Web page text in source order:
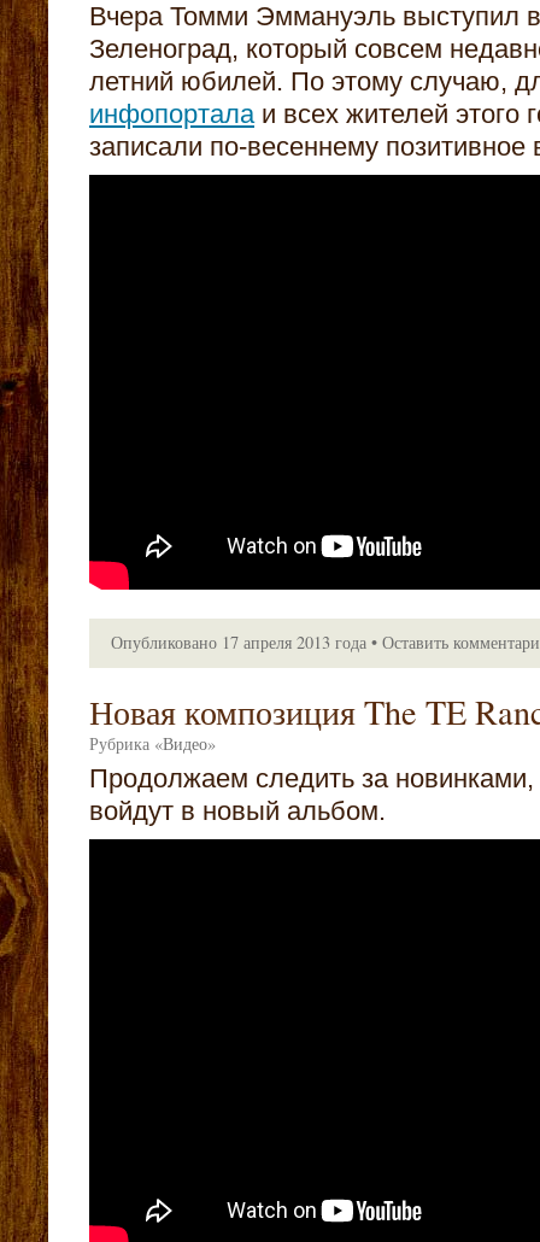
Вчера Томми Эммануэль выступил
Зеленоград, который совсем
летний юбилей. По этому случаю,
инфопорталаи всех жителей этого
записали по-весеннему позитивное
Опубликовано 17 апреля 2013 года • Оставить
Новая композиция The TE
Рубрика «Видео»
Продолжаем следить за
войдут в новый альбом.